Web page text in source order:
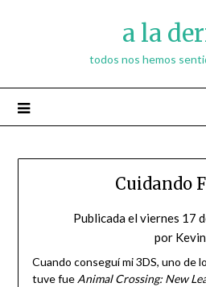
a la
todos nos hemos
Cuidando
Publicada elviernes 17
por Kevin
Cuando conseguí mi 3DS, uno de
tuve fue Animal Crossing: New